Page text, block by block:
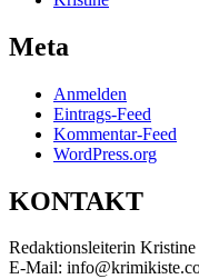
Meta
Anmelden
Eintrags-Feed
Kommentar-Feed
WordPress.org
KONTAKT
Redaktionsleiterin
E-Mail: